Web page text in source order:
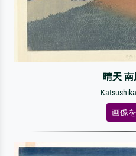
晴天 南
画像